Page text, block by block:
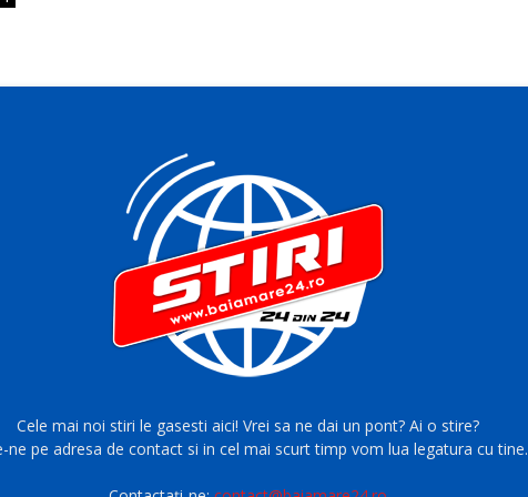
Cele mai noi stiri le gasesti aici! Vrei sa ne dai un pont? Ai o stire?
ne pe adresa de contact si in cel mai scurt timp vom lua legatura cu tine.